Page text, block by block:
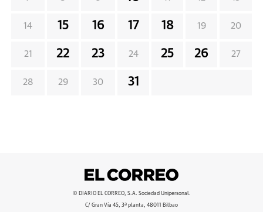
14 15 16 17 18 19 20
21 22 23 24 25 26 27
28 29 30 31
© DIARIO EL CORREO, S.A. Sociedad Unipersonal.
C/ Gran Vía 45, 3ª planta, 48011 Bilbao